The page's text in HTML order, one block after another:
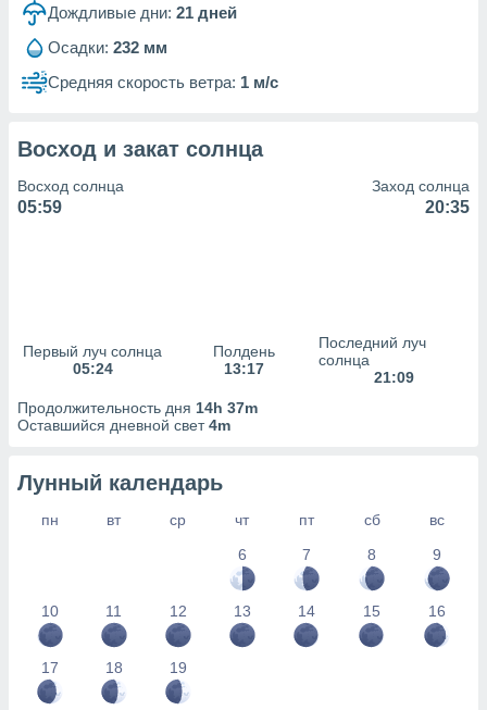
1199
Дождливые дни: 21 дней
Осадки: 232 мм
Средняя скорость ветра: 1 м/с
Восход и закат солнца
Восход солнца
05:59
Заход солнца
20:35
Первый луч солнца
05:24
Полдень
13:17
Последний луч
солнца
21:09
Продолжительность дня 14h 37m
Оставшийся дневной свет4m
Лунный календарь
пн вт ср чт пт сб
вс
6
7 8 9
10 11 12 13 14 15 16
17 18 19